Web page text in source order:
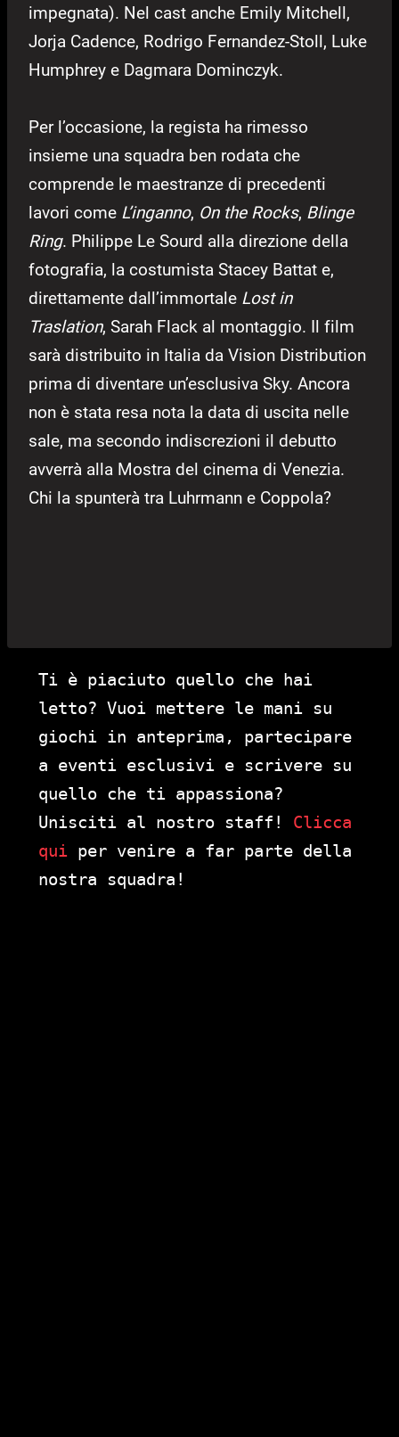
impegnata). Nel cast anche Emily Mitchell,
Jorja Cadence, Rodrigo Fernandez-Stoll, Luke
Humphrey e Dagmara Dominczyk.
Per l’occasione, la regista ha rimesso
insieme una squadra ben rodata che
comprende le maestranze di precedenti
lavori come L’inganno, On the Rocks, Blinge
Ring. Philippe Le Sourd alla direzione della
fotografia, la costumista Stacey Battat e,
direttamente dall’immortale Lost in
Traslation, Sarah Flack al montaggio. Il film
sarà distribuito in Italia da Vision Distribution
prima di diventare un’esclusiva Sky. Ancora
non è stata resa nota la data di uscita nelle
sale, ma secondo indiscrezioni il debutto
avverrà alla Mostra del cinema di Venezia.
Chi la spunterà tra Luhrmann e Coppola?
Ti è piaciuto quello che hai
letto? Vuoi mettere le mani su
giochi in anteprima, partecipare
a eventi esclusivi e scrivere su
quello che ti appassiona?
Unisciti al nostro staff! Clicca
qui per venire a far parte della
nostra squadra!